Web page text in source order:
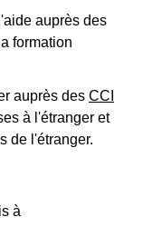
auprès des
formation
auprès des CCI
à l'étranger et
de l'étranger.
à